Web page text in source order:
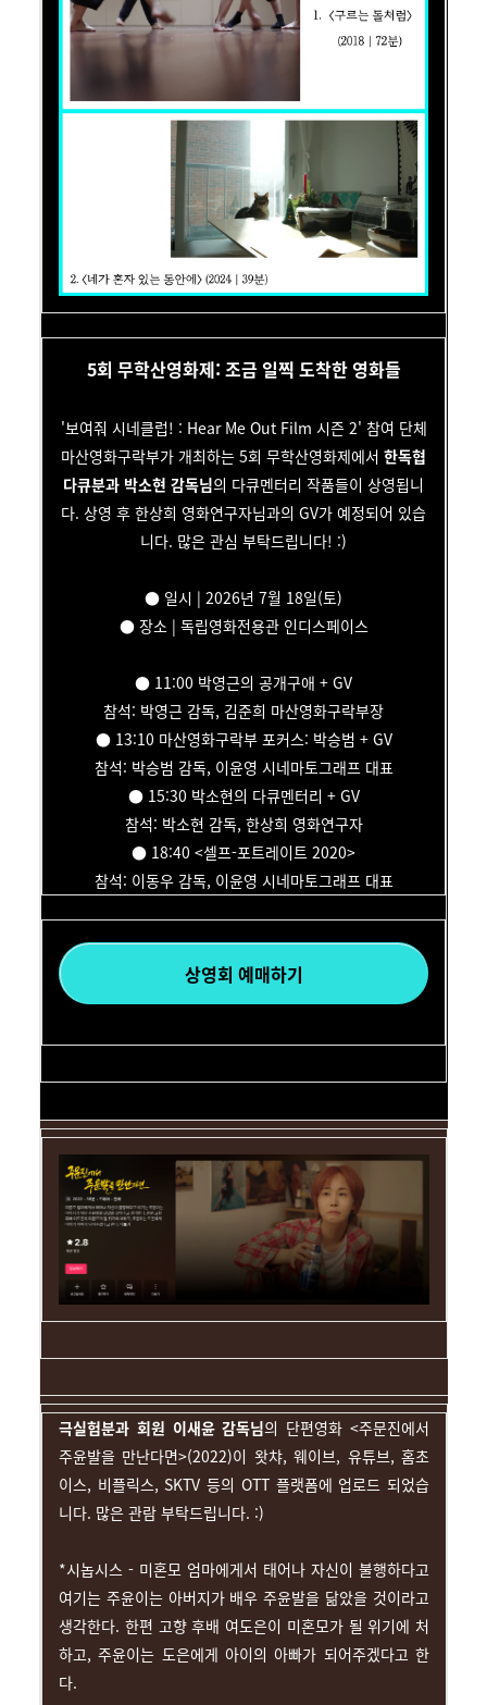
5회 무학산영화제: 조금 일찍 도착한 영화들
'보여줘 시네클럽! : Hear Me Out Film 시즌 2' 참여 단체
마산영화구락부가 개최하는 5회 무학산영화제에서 한독협
다큐분과 박소현 감독님의 다큐멘터리 작품들이 상영됩니
다. 상영 후 한상희 영화연구자님과의 GV가 예정되어 있습
니다. 많은 관심 부탁드립니다! :)
● 일시 | 2026년 7월 18일(토)
● 장소 | 독립영화전용관 인디스페이스
● 11:00 박영근의 공개구애 + GV
참석: 박영근 감독, 김준희 마산영화구락부장
● 13:10 마산영화구락부 포커스: 박승범 + GV
참석: 박승범 감독, 이윤영 시네마토그래프 대표
● 15:30 박소현의 다큐멘터리 + GV
참석: 박소현 감독, 한상희 영화연구자
● 18:40 <셀프-포트레이트 2020>
참석: 이동우 감독, 이윤영 시네마토그래프 대표
상영회 예매하기
극실험분과 회원 이새윤 감독님의 단편영화 <주문진에서
주윤발을 만난다면>(2022)이 왓챠, 웨이브, 유튜브, 홈초
이스, 비플릭스, SKTV 등의 OTT 플랫폼에 업로드 되었습
니다. 많은 관람 부탁드립니다. :)
*시놉시스 - 미혼모 엄마에게서 태어나 자신이 불행하다고
여기는 주윤이는 아버지가 배우 주윤발을 닮았을 것이라고
생각한다. 한편 고향 후배 여도은이 미혼모가 될 위기에 처
하고, 주윤이는 도은에게 아이의 아빠가 되어주겠다고 한
다.